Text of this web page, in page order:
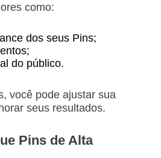
como:
dos seus Pins;
do público.
você pode ajustar sua
seus resultados.
Pins de Alta